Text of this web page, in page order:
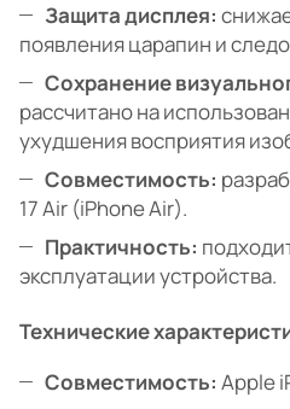
Защита дисплея:
появления царапин и
Сохранение
рассчитано на
ухудшения восприятия
Совместимость:
17 Air (iPhone Air).
Практичность:
эксплуатации устройства.
Технические
Совместимость: Apple